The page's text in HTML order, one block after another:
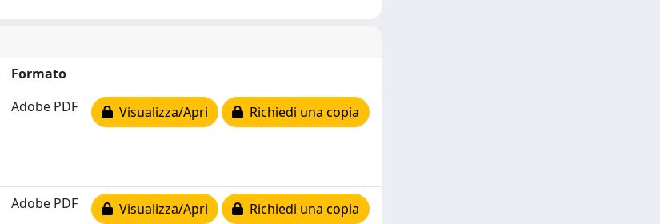
Formato
Adobe PDF Visualizza/Apri Richiedi una copia
Adobe PDF Visualizza/Apri Richiedi una copia